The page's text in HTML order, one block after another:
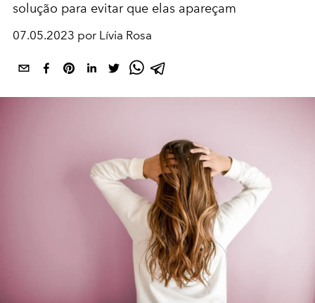
solução para evitar que elas apareçam
07.05.2023 por Lívia Rosa